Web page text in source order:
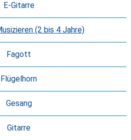
E-Gitarre
(2 bis 4 Jahre)
Fagott
Flügelhorn
Gesang
Gitarre